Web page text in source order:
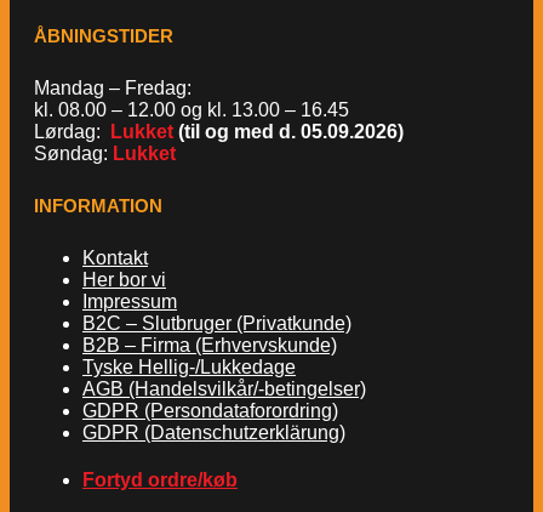
ÅBNINGSTIDER
Mandag – Fredag:
kl. 08.00 – 12.00 og kl. 13.00 – 16.45
Lørdag:
Lukket (til og med d. 05.09.2026)
Søndag: Lukket
INFORMATION
Kontakt
Her bor vi
Impressum
B2C – Slutbruger (Privatkunde)
B2B – Firma (Erhvervskunde)
Tyske Hellig-/Lukkedage
AGB (Handelsvilkår/-betingelser)
GDPR (Persondataforordring)
GDPR (Datenschutzerklärung)
Fortyd ordre/køb